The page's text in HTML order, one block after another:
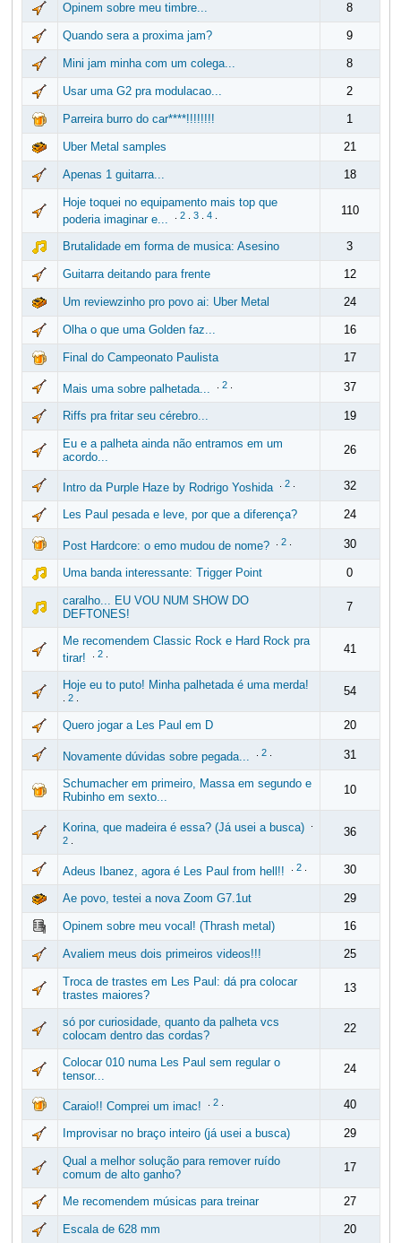
Opinem sobre meu timbre... 8
Quando sera a proxima jam? 9
Mini jam minha com um colega... 8
Usar uma G2 pra modulacao... 2
Parreira burro do car****!!!!!!!! 1
Uber Metal samples 21
Apenas 1 guitarra... 18
Hoje toquei no equipamento mais top que
poderia imaginar e...
2. 3. 4. 110
Brutalidade em forma de musica: Asesino 3
Guitarra deitando para frente 12
Um reviewzinho pro povo ai: Uber Metal 24
Olha o que uma Golden faz... 16
Final do Campeonato Paulista 17
Mais uma sobre palhetada... 2. 37
Riffs pra fritar seu cérebro... 19
Eu e a palheta ainda não entramos em um
acordo...
26
Intro da Purple Haze by Rodrigo Yoshida 2. 32
Les Paul pesada e leve, por que a diferença? 24
Post Hardcore: o emo mudou de nome? 2. 30
Uma banda interessante: Trigger Point 0
caralho... EU VOU NUM SHOW DO
DEFTONES!
7
Me recomendem Classic Rock e Hard Rock pra
tirar!
2. 41
Hoje eu to puto! Minha palhetada é uma merda!
2. 54
Quero jogar a Les Paul em D 20
Novamente dúvidas sobre pegada... 2. 31
Schumacher em primeiro, Massa em segundo e
Rubinho em sexto...
10
Korina, que madeira é essa? (Já usei a busca)
2.
36
Adeus Ibanez, agora é Les Paul from hell!! 2. 30
Ae povo, testei a nova Zoom G7.1ut 29
Opinem sobre meu vocal! (Thrash metal) 16
Avaliem meus dois primeiros videos!!! 25
Troca de trastes em Les Paul: dá pra colocar
trastes maiores?
13
só por curiosidade, quanto da palheta vcs
colocam dentro das cordas?
22
Colocar 010 numa Les Paul sem regular o
tensor...
24
Caraio!! Comprei um imac! 2. 40
Improvisar no braço inteiro (já usei a busca) 29
Qual a melhor solução para remover ruído
comum de alto ganho?
17
Me recomendem músicas para treinar 27
Escala de 628 mm 20